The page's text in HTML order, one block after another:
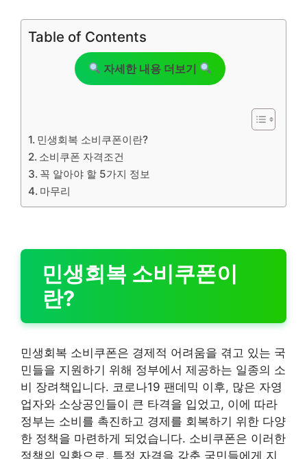
Table of Contents
자세한 내용 더보기
민생회복 소비쿠폰이란?
소비쿠폰 자격조건
꼭 알아야 할 5가지 정보
마무리
민생회복 소비쿠폰이
란?
민생회복 소비쿠폰은 경제적 어려움을 겪고 있는 국
민들을 지원하기 위해 정부에서 제공하는 일종의 소
비 장려책입니다. 코로나19 팬데믹 이후, 많은 자영
업자와 소상공인들이 큰 타격을 입었고, 이에 따라
정부는 소비를 촉진하고 경제를 회복하기 위한 다양
한 정책을 마련하게 되었습니다. 소비쿠폰은 이러한
정책의 일환으로, 특정 자격을 갖춘 국민들에게 지